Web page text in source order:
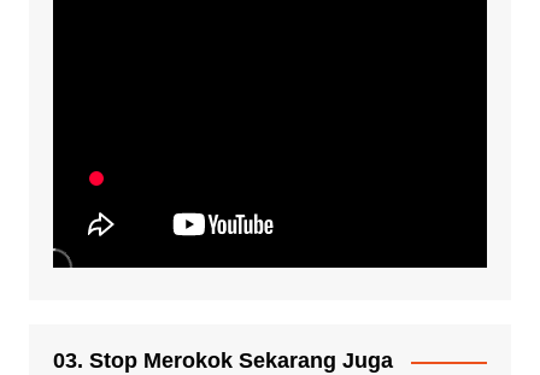
03. Stop Merokok Sekarang Juga